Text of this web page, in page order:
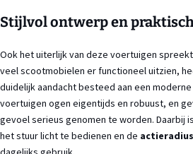
Stijlvol ontwerp en
Ook het uiterlijk van deze voertuigen spreekt
veel scootmobielen er functioneel uitzien,
duidelijk aandacht besteed aan een
voertuigen ogen eigentijds en robuust, en
gevoel serieus genomen te worden. Daarbij
het stuur licht te bedienen en de actieradius